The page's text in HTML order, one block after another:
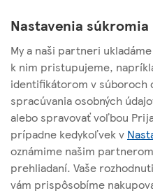
TESCO STORES SR, a. s.
Cesta na Senec 2
821 04 Bratislava
Nastavenia súkromia
My a naši partneri
k nim pristupujeme,
identifikátorom v súboroch
spracúvania osobných
alebo spravovať voľbou
prípadne kedykoľvek v
oznámime našim
prehliadaní. Vaše
vám prispôsobíme